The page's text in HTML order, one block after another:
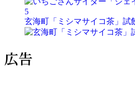
5
玄海町「ミシマサイコ茶」試
広告